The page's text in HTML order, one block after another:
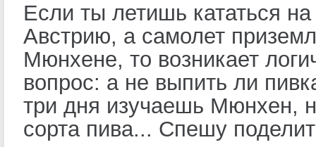
Если ты летишь кататься
Австрию, а самолет
Мюнхене, то возникает
вопрос: а не выпить ли
три дня изучаешь Мюнхен,
сорта пива... Спешу